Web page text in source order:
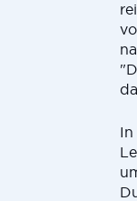
In